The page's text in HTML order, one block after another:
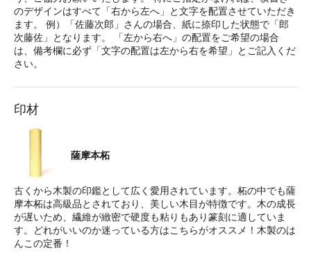
のデザインはすべて「右から左へ」と文字を配置させていただき
ます。 例）「佐藤次郎」さんの場合、紙に捺印した状態で「郎
次藤佐」となります。 「左から右へ」の配置をご希望の場合
は、備考欄に必ず「文字の配置は左から右を希望」とご記入くだ
さい。
印材
薩摩本柘
古くから木製の印鑑として広く愛用されています。柘の中でも薩
摩本柘は高級品とされており、美しい木目が特徴です。木の成長
が遅いため、繊維が緻密で硬度も粘りもあり篆刻に適していま
す。どれがいいのか迷っている方はこちらがオススメ！木製のは
んこの定番！